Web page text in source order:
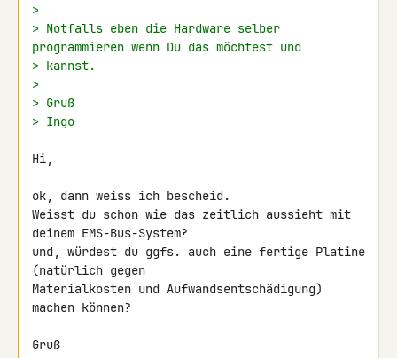
>
> Notfalls eben die Hardware selber
programmieren wenn Du das möchtest und
> kannst.
>
> Gruß
> Ingo
Hi,
ok, dann weiss ich bescheid.
Weisst du schon wie das zeitlich aussieht mit
deinem EMS-Bus-System?
und, würdest du ggfs. auch eine fertige Platine
(natürlich gegen
Materialkosten und Aufwandsentschädigung)
machen können?
Gruß